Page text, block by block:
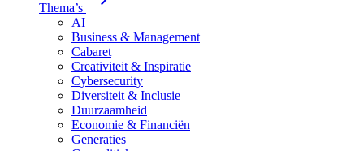
Thema’s
AI
Business & Management
Cabaret
Creativiteit & Inspiratie
Cybersecurity
Diversiteit & Inclusie
Duurzaamheid
Economie & Financiën
Generaties